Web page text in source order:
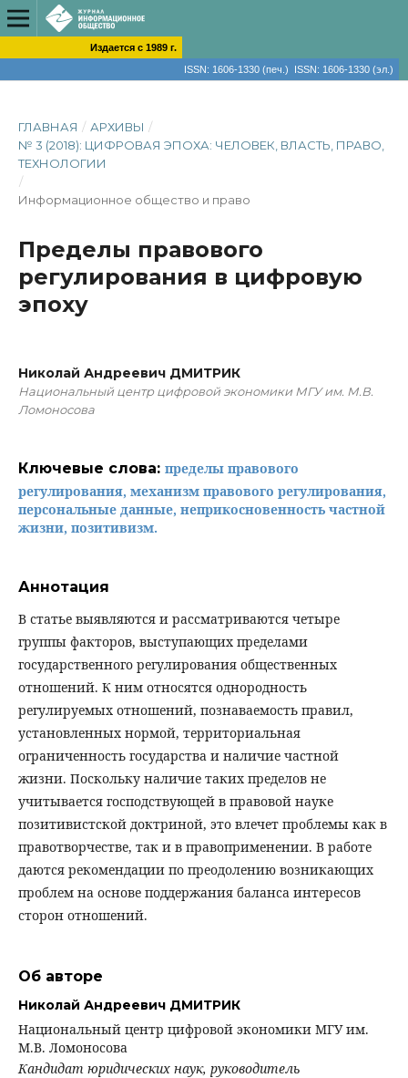
Издается с 1989 г.
ISSN: 1606-1330 (печ.) ISSN: 1606-1330 (эл.)
ГЛАВНАЯ / АРХИВЫ /
№ 3 (2018): ЦИФРОВАЯ ЭПОХА: ЧЕЛОВЕК, ВЛАСТЬ, ПРАВО,
ТЕХНОЛОГИИ
/
Информационное общество и право
Пределы правового
регулирования в цифровую
эпоху
Николай Андреевич ДМИТРИК
Национальный центр цифровой экономики МГУ им. М.В.
Ломоносова
Ключевые слова: пределы правового
регулирования, механизм правового регулирования,
персональные данные, неприкосновенность частной
жизни, позитивизм.
Аннотация
В статье выявляются и рассматриваются четыре
группы факторов, выступающих пределами
государственного регулирования общественных
отношений. К ним относятся однородность
регулируемых отношений, познаваемость правил,
установленных нормой, территориальная
ограниченность государства и наличие частной
жизни. Поскольку наличие таких пределов не
учитывается господствующей в правовой науке
позитивистской доктриной, это влечет проблемы как в
правотворчестве, так и в правоприменении. В работе
даются рекомендации по преодолению возникающих
проблем на основе поддержания баланса интересов
сторон отношений.
Об авторе
Николай Андреевич ДМИТРИК
Национальный центр цифровой экономики МГУ им.
М.В. Ломоносова
Кандидат юридических наук, руководитель